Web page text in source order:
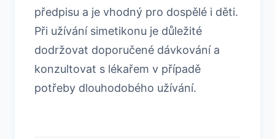
předpisu a je vhodný pro dospělé i děti.
Při užívání simetikonu je důležité
dodržovat doporučené dávkování a
konzultovat s lékařem v případě
potřeby dlouhodobého užívání.